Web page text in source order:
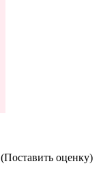
(Поставить оценку)